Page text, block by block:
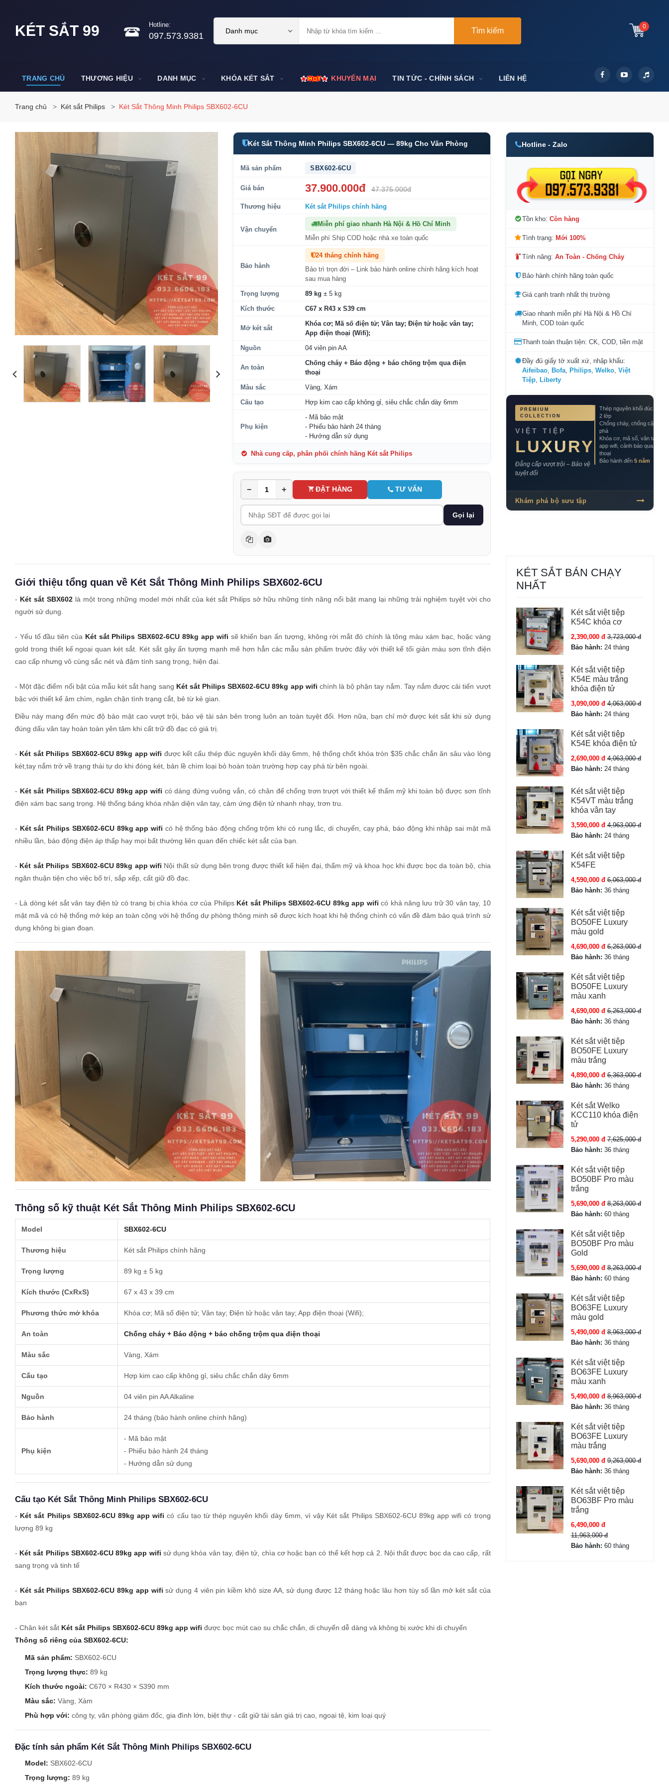
KÉT SẮT 99 Hotline:
097.573.9381
0
Danh mục Tìm kiếm
TRANG CHỦ THƯƠNG HIỆU DANH MỤC KHÓA KÉT SẮT KHUYẾN MẠI TIN TỨC - CHÍNH SÁCH LIÊN HỆ
Trang chủ Két sắt Philips Két Sắt Thông Minh Philips SBX602-6CU
Két Sắt Thông Minh Philips SBX602-6CU — 89kg Cho Văn Phòng
Mã sản phẩm SBX602-6CU
Giá bán 37.900.000đ 47.375.000đ
Thương hiệu Két sắt Philips chính hãng
Vận chuyển
Miễn phí giao nhanh Hà Nội & Hồ Chí Minh
Miễn phí Ship COD hoặc nhà xe toàn quốc
Bảo hành
24 tháng chính hãng
Bảo trì trọn đời – Link bảo hành online chính hãng kích hoạt
sau mua hàng
Trọng lượng
89 kg ± 5 kg
Kích thước
C67 x R43 x S39 cm
Mở két sắt
Khóa cơ; Mã số điện tử; Vân tay; Điện tử hoặc vân tay;
App điện thoại (Wifi);
Nguồn
04 viên pin AA
An toàn
Chống cháy + Báo động + báo chống trộm qua điện
thoại
Màu sắc
Vàng, Xám
Cấu tạo
Hợp kim cao cấp không gỉ, siêu chắc chắn dày 6mm
Phụ kiện
- Mã bảo mật
- Phiếu bảo hành 24 tháng
- Hướng dẫn sử dụng
Nhà cung cấp, phân phối chính hãng Két sắt Philips
− + ĐẶT HÀNG TƯ VẤN
Gọi lại
Hotline - Zalo
Tồn kho: Còn hàng
Tình trạng: Mới 100%
Tính năng: An Toàn - Chống Cháy
Bảo hành chính hãng toàn quốc
Giá cạnh tranh nhất thị trường
Giao nhanh miễn phí Hà Nội & Hồ Chí
Minh, COD toàn quốc
Thanh toán thuận tiện: CK, COD, tiền mặt
Đầy đủ giấy tờ xuất xứ, nhập khẩu:
Aifeibao, Bofa, Philips, Welko, Việt
Tiệp, Liberty
PREMIUM
COLLECTION
VIỆT TIỆP
LUXURY
Đẳng cấp vượt trội – Bảo vệ
tuyệt đối
Thép nguyên khối đúc đặc
2 lớp
Chống cháy, chống cậy
phá
Khóa cơ, mã số, vân tay,
app wifi, cảnh báo qua điện
thoại
Bảo hành đến 5 năm
Khám phá bộ sưu tập
Giới thiệu tổng quan về Két Sắt Thông Minh Philips SBX602-6CU
- Két sắt SBX602là một trong những model mới nhất của két sắt Philips sở hữu những tính năng nổi bật mang lại những trải nghiệm tuyệt vời cho
người sử dụng.
- Yếu tố đầu tiên của Két sắt Philips SBX602-6CU 89kg app wifi sẽ khiến bạn ấn tượng, không rời mắt đó chính là tông màu xám bạc, hoặc vàng
gold trong thiết kế ngoại quan két sắt. Két sắt gây ấn tượng mạnh mẽ hơn hẳn các mẫu sản phẩm trước đây với thiết kế tối giản màu sơn tĩnh điện
cao cấp nhưng vô cùng sắc nét và đậm tính sang trọng, hiện đại.
- Một đặc điểm nổi bật của mẫu két sắt hạng sang Két sắt Philips SBX602-6CU 89kg app wifi chính là bộ phận tay nắm. Tay nắm được cải tiến vượt
bậc với thiết kế âm chìm, ngăn chặn tình trạng cắt, bẻ từ kẻ gian.
Điều này mang đến mức độ bảo mật cao vượt trội, bảo vệ tài sản bên trong luôn an toàn tuyệt đối. Hơn nữa, bạn chỉ mở được két sắt khi sử dụng
đúng dấu vân tay hoàn toàn yên tâm khi cất trữ đồ đạc có giá trị.
- Két sắt Philips SBX602-6CU 89kg app wifi được kết cấu thép đúc nguyên khối dày 6mm, hệ thống chốt khóa tròn $35 chắc chắn ăn sâu vào lòng
két,tay nắm trở về trạng thái tự do khi đóng két, bản lề chìm loại bỏ hoàn toàn trường hợp cạy phá từ bên ngoài.
- Két sắt Philips SBX602-6CU 89kg app wifi có dáng đứng vuông vắn, có chân đế chống trơn trượt với thiết kế thẩm mỹ khi toàn bộ được sơn tĩnh
điện xám bạc sang trọng. Hệ thống bảng khóa nhận diện vân tay, cảm ứng điện tử nhanh nhạy, trơn tru.
- Két sắt Philips SBX602-6CU 89kg app wifi có hệ thống báo động chống trộm khi có rung lắc, di chuyển, cạy phá, báo động khi nhập sai mật mã
nhiều lần, báo động điện áp thấp hay mọi bất thường liên quan đến chiếc két sắt của bạn.
- Két sắt Philips SBX602-6CU 89kg app wifi Nội thất sử dụng bên trong được thiết kế hiện đại, thẩm mỹ và khoa học khi được bọc da toàn bộ, chia
ngăn thuận tiện cho việc bố trí, sắp xếp, cất giữ đồ đạc.
- Là dòng két sắt vân tay điện tử có trang bị chìa khóa cơ của Philips Két sắt Philips SBX602-6CU 89kg app wifi có khả năng lưu trữ 30 vân tay, 10
mật mã và có hệ thống mở kép an toàn cộng với hệ thống dự phòng thông minh sẽ được kích hoạt khi hệ thống chính có vấn đề đảm bảo quá trình sử
dụng không bị gian đoạn.
Thông số kỹ thuật Két Sắt Thông Minh Philips SBX602-6CU
Model SBX602-6CU
Thương hiệu Két sắt Philips chính hãng
Trọng lượng 89 kg ± 5 kg
Kích thước (CxRxS) 67 x 43 x 39 cm
Phương thức mở khóa Khóa cơ; Mã số điện tử; Vân tay; Điện tử hoặc vân tay; App điện thoại (Wifi);
An toàn Chống cháy + Báo động + báo chống trộm qua điện thoại
Màu sắc Vàng, Xám
Cấu tạo Hợp kim cao cấp không gỉ, siêu chắc chắn dày 6mm
Nguồn 04 viên pin AA Alkaline
Bảo hành 24 tháng (bảo hành online chính hãng)
Phụ kiện
- Mã bảo mật
- Phiếu bảo hành 24 tháng
- Hướng dẫn sử dụng
Cấu tạo Két Sắt Thông Minh Philips SBX602-6CU
- Két sắt Philips SBX602-6CU 89kg app wifi có cấu tạo từ thép nguyên khối dày 6mm, vì vậy Két sắt Philips SBX602-6CU 89kg app wifi có trọng
lượng 89 kg
- Két sắt Philips SBX602-6CU 89kg app wifi sử dụng khóa vân tay, điện tử, chìa cơ hoặc bạn có thể kết hợp cả 2. Nội thất được bọc da cao cấp, rất
sang trọng và tinh tế
- Két sắt Philips SBX602-6CU 89kg app wifi sử dụng 4 viên pin kiềm khô size AA, sử dụng được 12 tháng hoặc lâu hơn tùy số lần mở két sắt của
bạn
- Chân két sắt Két sắt Philips SBX602-6CU 89kg app wifi được bọc mút cao su chắc chắn, di chuyển dễ dàng và không bị xước khi di chuyển
Thông số riêng của SBX602-6CU:
Mã sản phẩm: SBX602-6CU
Trọng lượng thực: 89 kg
Kích thước ngoài: C670 × R430 × S390 mm
Màu sắc: Vàng, Xám
Phù hợp với: công ty, văn phòng giám đốc, gia đình lớn, biệt thự - cất giữ tài sản giá trị cao, ngoại tệ, kim loại quý
Đặc tính sản phẩm Két Sắt Thông Minh Philips SBX602-6CU
Model: SBX602-6CU
Trọng lượng: 89 kg
KÉT SẮT BÁN CHẠY
NHẤT
Két sắt việt tiệp
K54C khóa cơ
2,390,000 đ 3,723,000 đ
Bảo hành: 24 tháng
Két sắt việt tiệp
K54E màu trắng
khóa điện tử
3,090,000 đ 4,063,000 đ
Bảo hành: 24 tháng
Két sắt việt tiệp
K54E khóa điện tử
2,690,000 đ 4,063,000 đ
Bảo hành: 24 tháng
Két sắt việt tiệp
K54VT màu trắng
khóa vân tay
3,590,000 đ 4,963,000 đ
Bảo hành: 24 tháng
Két sắt việt tiệp
K54FE
4,590,000 đ 6,063,000 đ
Bảo hành: 36 tháng
Két sắt việt tiệp
BO50FE Luxury
màu gold
4,690,000 đ 6,263,000 đ
Bảo hành: 36 tháng
Két sắt việt tiệp
BO50FE Luxury
màu xanh
4,690,000 đ 6,263,000 đ
Bảo hành: 36 tháng
Két sắt việt tiệp
BO50FE Luxury
màu trắng
4,890,000 đ 6,363,000 đ
Bảo hành: 36 tháng
Két sắt Welko
KCC110 khóa điện
tử
5,290,000 đ 7,625,000 đ
Bảo hành: 36 tháng
Két sắt việt tiệp
BO50BF Pro màu
trắng
5,690,000 đ 8,263,000 đ
Bảo hành: 60 tháng
Két sắt việt tiệp
BO50BF Pro màu
Gold
5,690,000 đ 8,263,000 đ
Bảo hành: 60 tháng
Két sắt việt tiệp
BO63FE Luxury
màu gold
5,490,000 đ 8,963,000 đ
Bảo hành: 36 tháng
Két sắt việt tiệp
BO63FE Luxury
màu xanh
5,490,000 đ 8,963,000 đ
Bảo hành: 36 tháng
Két sắt việt tiệp
BO63FE Luxury
màu trắng
5,690,000 đ 9,263,000 đ
Bảo hành: 36 tháng
Két sắt việt tiệp
BO63BF Pro màu
trắng
6,490,000 đ
11,963,000 đ
Bảo hành: 60 tháng